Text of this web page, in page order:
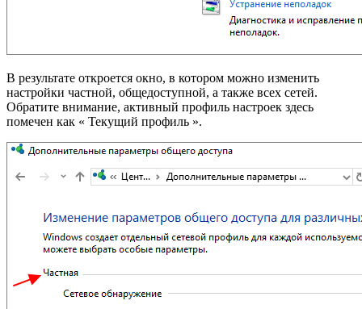
В результате откроется окно, в котором можно изменить
настройки частной, общедоступной, а также всех сетей.
Обратите внимание, активный профиль настроек здесь
помечен как « Текущий профиль ».